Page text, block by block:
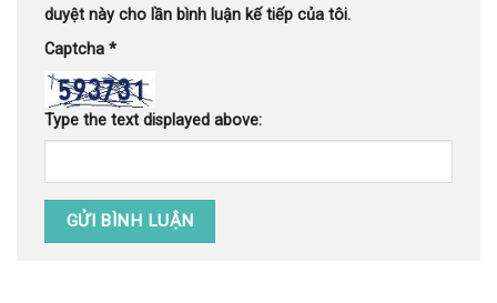
duyệt này cho lần bình luận kế tiếp của tôi.
Captcha *
Type the text displayed above: